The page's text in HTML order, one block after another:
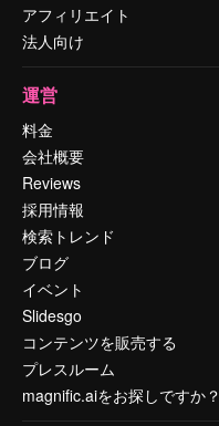
アフィリエイト
法人向け
運営
料金
会社概要
Reviews
採用情報
検索トレンド
ブログ
イベント
Slidesgo
コンテンツを販売する
プレスルーム
magnific.aiをお探しですか？